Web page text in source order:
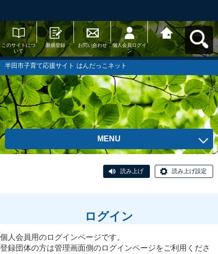
このサイトにつ
いて
新規登録 お問い合わせ
個人会員ログイ
ン
半田市子育て応
援サイト はんだ
っこネットへ戻
半田市子育て応援サイト はんだっこネット
MENU
読み上げ 読み上げ設定
ログイン
個人会員用のログインページです。
登録団体の方は管理画面側のログインページをご利用くださ